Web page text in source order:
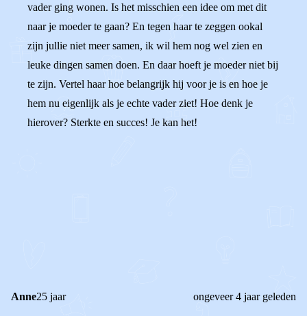
vader ging wonen. Is het misschien een idee om met dit
naar je moeder te gaan? En tegen haar te zeggen ookal
zijn jullie niet meer samen, ik wil hem nog wel zien en
leuke dingen samen doen. En daar hoeft je moeder niet bij
te zijn. Vertel haar hoe belangrijk hij voor je is en hoe je
hem nu eigenlijk als je echte vader ziet! Hoe denk je
hierover? Sterkte en succes! Je kan het!
Anne25 jaar ongeveer 4 jaar geleden